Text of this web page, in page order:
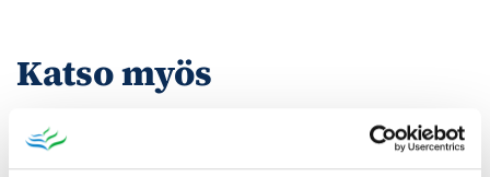
Katso myös